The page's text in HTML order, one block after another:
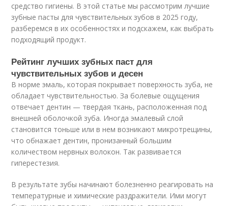
средство гигиены. В этой статье мы рассмотрим лучшие
зубные пасты для чувствительных зубов в 2025 году,
разберемся в их особенностях и подскажем, как выбрать
подходящий продукт.
Рейтинг лучших зубных паст для
чувствительных зубов и десен
В норме эмаль, которая покрывает поверхность зуба, не
обладает чувствительностью. За болевые ощущения
отвечает дентин — твердая ткань, расположенная под
внешней оболочкой зуба. Иногда эмалевый слой
становится тоньше или в нем возникают микротрещины,
что обнажает дентин, пронизанный большим
количеством нервных волокон. Так развивается
гиперестезия.
В результате зубы начинают болезненно реагировать на
температурные и химические раздражители. Ими могут